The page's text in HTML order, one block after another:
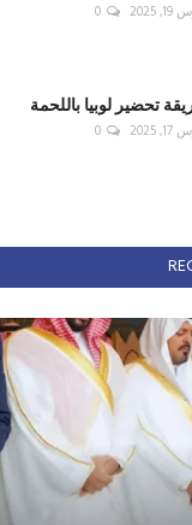
2025
0
تحضير لوبيا باللحمة
2025
0